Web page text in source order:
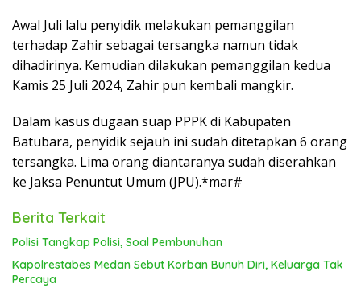
Awal Juli lalu penyidik melakukan pemanggilan
terhadap Zahir sebagai tersangka namun tidak
dihadirinya. Kemudian dilakukan pemanggilan kedua
Kamis 25 Juli 2024, Zahir pun kembali mangkir.
Dalam kasus dugaan suap PPPK di Kabupaten
Batubara, penyidik sejauh ini sudah ditetapkan 6 orang
tersangka. Lima orang diantaranya sudah diserahkan
ke Jaksa Penuntut Umum (JPU).*mar#
Berita Terkait
Polisi Tangkap Polisi, Soal Pembunuhan
Kapolrestabes Medan Sebut Korban Bunuh Diri, Keluarga Tak
Percaya